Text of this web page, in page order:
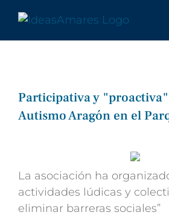
contenido
Participat​iva y
Autismo Aragón en el
más
grande
La asociación ha
actividades lúdicas y
eliminar barreras sociales”